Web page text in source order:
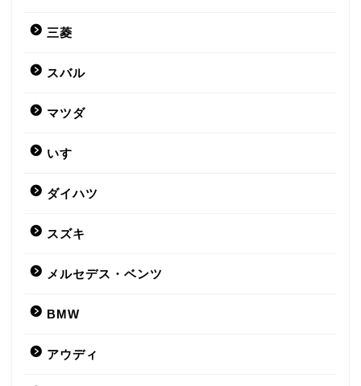
三菱
スバル
マツダ
いすゞ
ダイハツ
スズキ
メルセデス・ベンツ
BMW
アウディ